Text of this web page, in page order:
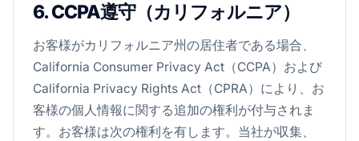
6. CCPA遵守（カリフォルニア）
お客様がカリフォルニア州の居住者である場合、
California Consumer Privacy Act（CCPA）および
California Privacy Rights Act（CPRA）により、お
客様の個人情報に関する追加の権利が付与されま
す。お客様は次の権利を有します。当社が収集、